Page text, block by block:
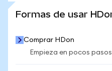
Formas de usar
Comprar HDon
Empieza en pocos